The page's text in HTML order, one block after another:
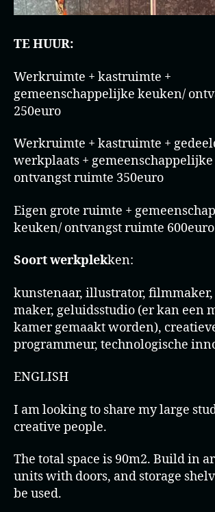
TE HUUR:
Werkruimte + kastruimte +
gemeenschappelijke keuken/
250euro
Werkruimte + kastruimte +
werkplaats +
ontvangst ruimte 350euro
Eigen grote ruimte +
keuken/ ontvangst ruimte 600euro
Soort werkplekken:
kunstenaar, illustrator,
maker, geluidsstudio (er kan een
kamer gemaakt worden),
programmeur, technologische
ENGLISH
I am looking to share my large
creative people.
The total space is 90m2. Build in
units with doors, and storage
be used.